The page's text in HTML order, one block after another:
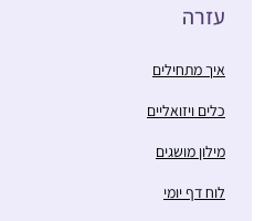
עזרה
איך מתחילים
כלים ויזואליים
מילון מושגים
לוח דף יומי